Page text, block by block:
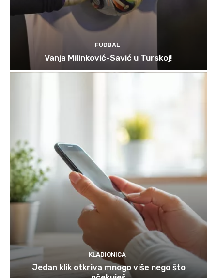
FUDBAL
Vanja Milinković-Savić u Turskoj!
KLADIONICA
Jedan klik otkriva mnogo više nego što